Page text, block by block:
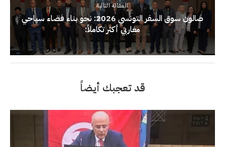
المقالة التالية
صالون سوق السفر التونسي 2026: نحو بناء فضاء سياحي
مغاربي أكثر تكاملاً:
قد تعجبك أيضاً